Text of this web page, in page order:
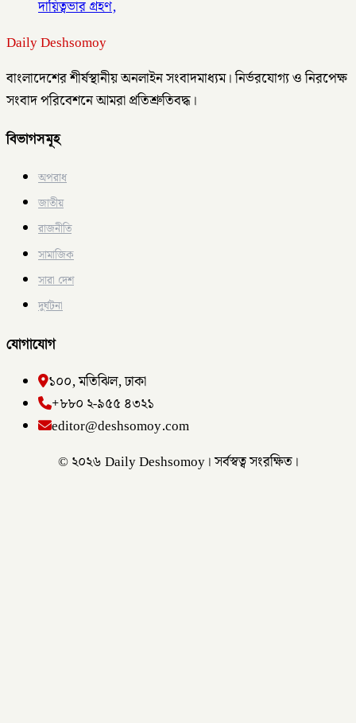
দায়িত্বভার গ্রহণ,
Daily Deshsomoy
বাংলাদেশের শীর্ষস্থানীয় অনলাইন সংবাদমাধ্যম। নির্ভরযোগ্য ও নিরপেক্ষ
সংবাদ পরিবেশনে আমরা প্রতিশ্রুতিবদ্ধ।
বিভাগসমূহ
অপরাধ
জাতীয়
রাজনীতি
সামাজিক
সারা দেশ
দুর্ঘটনা
যোগাযোগ
১০০, মতিঝিল, ঢাকা
+৮৮০ ২-৯৫৫ ৪৩২১
editor@deshsomoy.com
© ২০২৬ Daily Deshsomoy। সর্বস্বত্ব সংরক্ষিত।